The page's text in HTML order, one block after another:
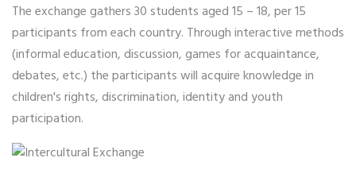
The exchange gathers 30 students aged 15 – 18, per 15
participants from each country. Through interactive methods
(informal education, discussion, games for acquaintance,
debates, etc.) the participants will acquire knowledge in
children's rights, discrimination, identity and youth
participation.